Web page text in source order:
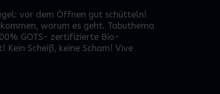
vor dem Öffnen gut schütteln!
worum es geht. Tabuthema
GOTS- zertifizierte Bio-
Kein Scheiß, keine Scham! Vive